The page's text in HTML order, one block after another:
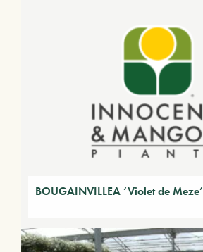
BOUGAINVILLEA ‘Violet de Meze’